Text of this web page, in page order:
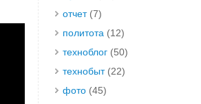
отчет(7)
политота (12)
техноблог (50)
технобыт(22)
фото (45)